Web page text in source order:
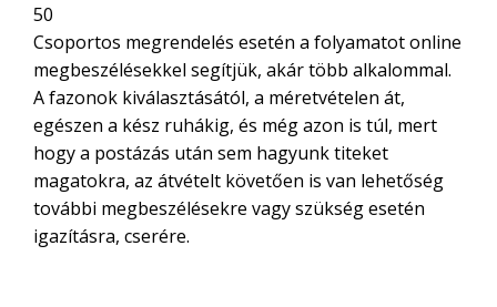
50
Csoportos megrendelés esetén a folyamatot online
megbeszélésekkel segítjük, akár több alkalommal.
A fazonok kiválasztásától, a méretvételen át,
egészen a kész ruhákig, és még azon is túl, mert
hogy a postázás után sem hagyunk titeket
magatokra, az átvételt követően is van lehetőség
további megbeszélésekre vagy szükség esetén
igazításra, cserére.